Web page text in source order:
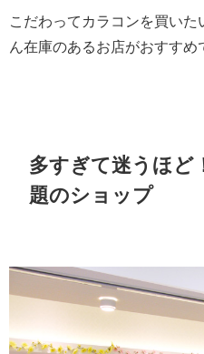
こだわってカラコンを買い
ん在庫のあるお店がおすすめ
多すぎて迷うほど
題のショップ